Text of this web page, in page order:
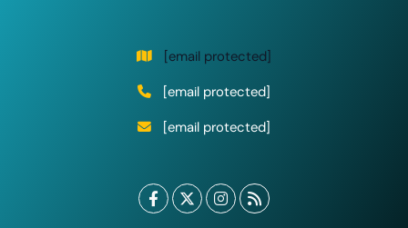
[email protected]
[email protected]
[email protected]